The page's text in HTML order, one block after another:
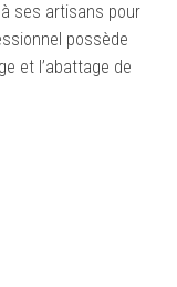
ses artisans pour
possède
et l’abattage de